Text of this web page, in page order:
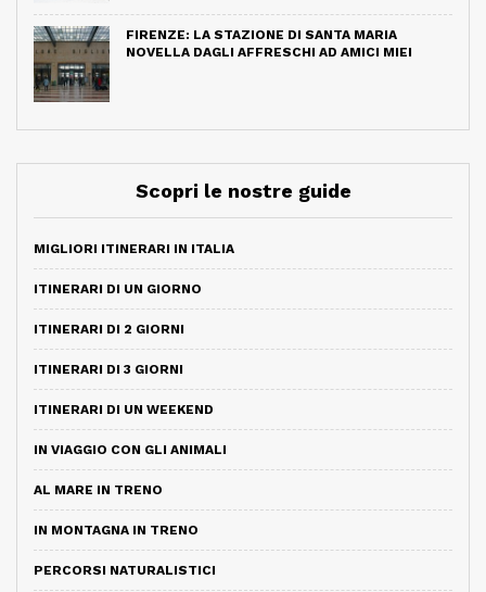
FIRENZE: LA STAZIONE DI SANTA MARIA
NOVELLA DAGLI AFFRESCHI AD AMICI MIEI
Scopri le nostre guide
MIGLIORI ITINERARI IN ITALIA
ITINERARI DI UN GIORNO
ITINERARI DI 2 GIORNI
ITINERARI DI 3 GIORNI
ITINERARI DI UN WEEKEND
IN VIAGGIO CON GLI ANIMALI
AL MARE IN TRENO
IN MONTAGNA IN TRENO
PERCORSI NATURALISTICI